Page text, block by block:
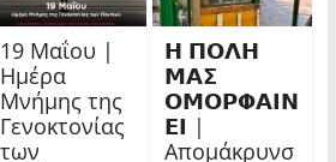
19 Μαΐου |
Ημέρα
Μνήμης της
Γενοκτονίας
των
𝝜 𝝥𝝤𝝠𝝜
𝝡𝝖𝝨
𝝤𝝡𝝤𝝦𝝫𝝖𝝞𝝢
𝝚𝝞 |
Απομάκρυνσ